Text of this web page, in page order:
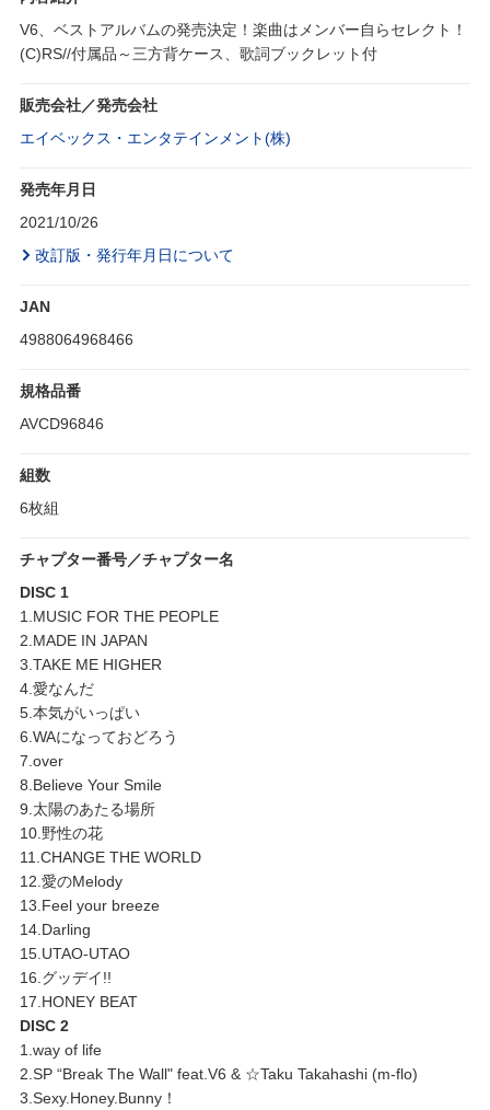
V6、ベストアルバムの発売決定！楽曲はメンバー自らセレクト！
(C)RS//付属品～三方背ケース、歌詞ブックレット付
販売会社／発売会社
エイベックス・エンタテインメント(株)
発売年月日
2021/10/26
改訂版・発行年月日について
JAN
4988064968466
規格品番
AVCD96846
組数
6枚組
チャプター番号／チャプター名
DISC 1
1.MUSIC FOR THE PEOPLE
2.MADE IN JAPAN
3.TAKE ME HIGHER
4.愛なんだ
5.本気がいっぱい
6.WAになっておどろう
7.over
8.Believe Your Smile
9.太陽のあたる場所
10.野性の花
11.CHANGE THE WORLD
12.愛のMelody
13.Feel your breeze
14.Darling
15.UTAO-UTAO
16.グッデイ!!
17.HONEY BEAT
DISC 2
1.way of life
2.SP “Break The Wall" feat.V6 & ☆Taku Takahashi (m-flo)
3.Sexy.Honey.Bunny！